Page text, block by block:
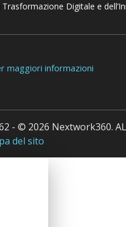
Digitale e
maggiori informazioni
© 2026 Nextwork360. ALL
del sito